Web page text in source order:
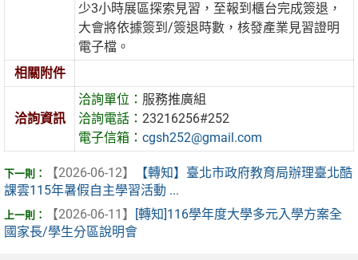
少3小時展區探索見習，至報到櫃台完成簽退，
大會將依據簽到/簽退時數，核發產業見習證明
電子檔。
相關附件
洽詢資訊
洽詢單位： 服務推廣組
洽詢電話：23216256#252
電子信箱：cgsh252@gmail.com
【2026-06-12】
【轉知】臺北市政府教育局辦理臺北酷
課雲115年暑假自主學習活動 ...
【2026-06-11】
[轉知]116學年度大學多元入學方案全
國家長/學生分區說明會